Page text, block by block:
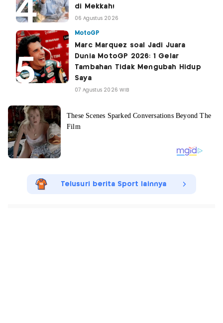
di Mekkah!
06 Agustus 2026
MotoGP
Marc Marquez soal Jadi Juara
Dunia MotoGP 2026: 1 Gelar
Tambahan Tidak Mengubah Hidup
Saya
07 Agustus 2026 WIB
Telusuri berita Sport lainnya